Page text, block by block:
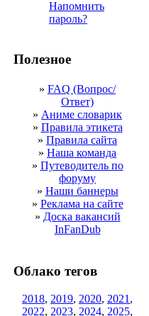
Напомнить
пароль?
Полезное
» FAQ (Вопрос/
Ответ)
» Аниме словарик
» Правила этикета
» Правила сайта
» Наша команда
» Путеводитель по
форуму
» Наши баннеры
» Реклама на сайте
» Доска вакансий
InFanDub
Облако тегов
2018, 2019, 2020, 2021 ,
2022, 2023, 2024, 2025,